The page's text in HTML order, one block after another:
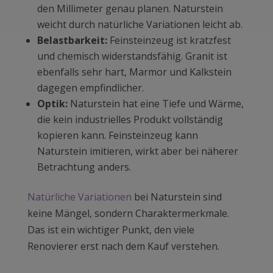
den Millimeter genau planen. Naturstein
weicht durch natürliche Variationen leicht ab.
Belastbarkeit:Feinsteinzeug ist kratzfest
und chemisch widerstandsfähig. Granit ist
ebenfalls sehr hart, Marmor und Kalkstein
dagegen empfindlicher.
Optik:Naturstein hat eine Tiefe und Wärme,
die kein industrielles Produkt vollständig
kopieren kann. Feinsteinzeug kann
Naturstein imitieren, wirkt aber bei näherer
Betrachtung anders.
Natürliche Variationen bei Naturstein sind
keine Mängel, sondern Charaktermerkmale.
Das ist ein wichtiger Punkt, den viele
Renovierer erst nach dem Kauf verstehen.